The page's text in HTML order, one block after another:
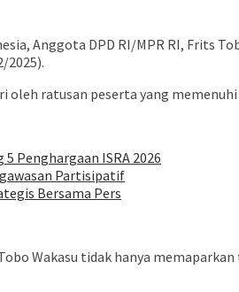
Anggota DPD RI/MPR RI, Frits
2025).
oleh ratusan peserta yang
Penghargaan ISRA 2026
Partisipatif
Bersama Pers
Wakasu tidak hanya